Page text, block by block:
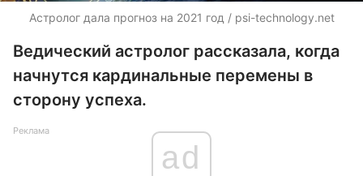
Астролог дала прогноз на 2021 год / psi-technology.net
Ведический астролог рассказала, когда
начнутся кардинальные перемены в
сторону успеха.
Реклама
ad